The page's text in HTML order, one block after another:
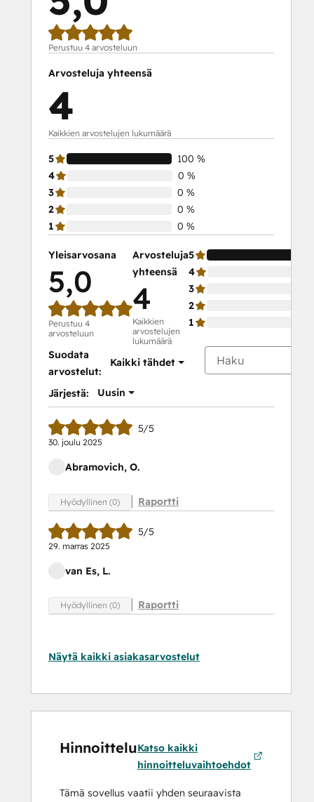
Perustuu 4 arvosteluun
Arvosteluja yhteensä
4
Kaikkien arvostelujen lukumäärä
5
100 %
4
0 %
3
0 %
2
0 %
1
0 %
Yleisarvosana
5,0
Perustuu 4
arvosteluun
Arvosteluja
yhteensä
4
Kaikkien
arvostelujen
lukumäärä
5
4
3
2
1
Suodata
arvostelut:
Kaikki tähdet
Järjestä: Uusin
5/5
30. joulu 2025
Abramovich, O.
Hyödyllinen (0) Raportti
5/5
29. marras 2025
van Es, L.
Hyödyllinen (0) Raportti
Näytä kaikki asiakasarvostelut
HinnoitteluKatso kaikki
hinnoitteluvaihtoehdot
Tämä sovellus vaatii yhden seuraavista